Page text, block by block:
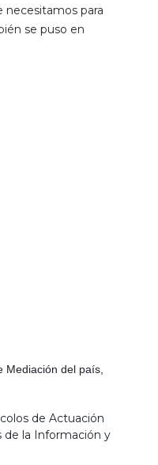
necesitamos para
se puso en
Mediación del país,
de Actuación
de la Información y